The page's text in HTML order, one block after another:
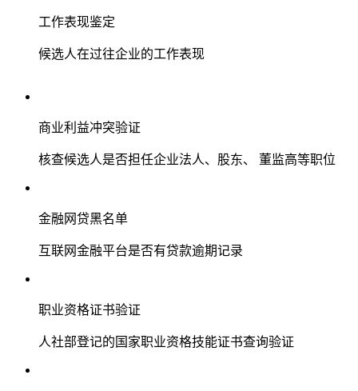
工作表现鉴定
候选人在过往企业的工作表现
商业利益冲突验证
核查候选人是否担任企业法人、股东、 董监高等职位
金融网贷黑名单
互联网金融平台是否有贷款逾期记录
职业资格证书验证
人社部登记的国家职业资格技能证书查询验证